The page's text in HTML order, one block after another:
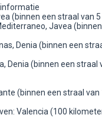
(binnen een straal van
Javea
Denia (binnen een
Denia (binnen een straal
(binnen een straal
Valencia (100